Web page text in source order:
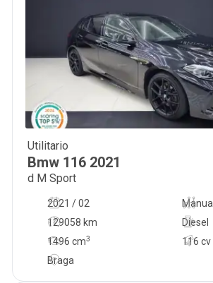
Utilitario
Bmw 116 2021
d M Sport
2021 / 02
Manual
129058 km
116 cv
Diesel
1496 cm3
Braga